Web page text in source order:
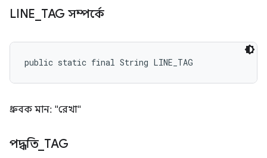
LINE TAG সম্পর্কে
public static final String LINE_TAG
ধ্রুবক মান: "রেখা"
পদ্ধতি_ TAG